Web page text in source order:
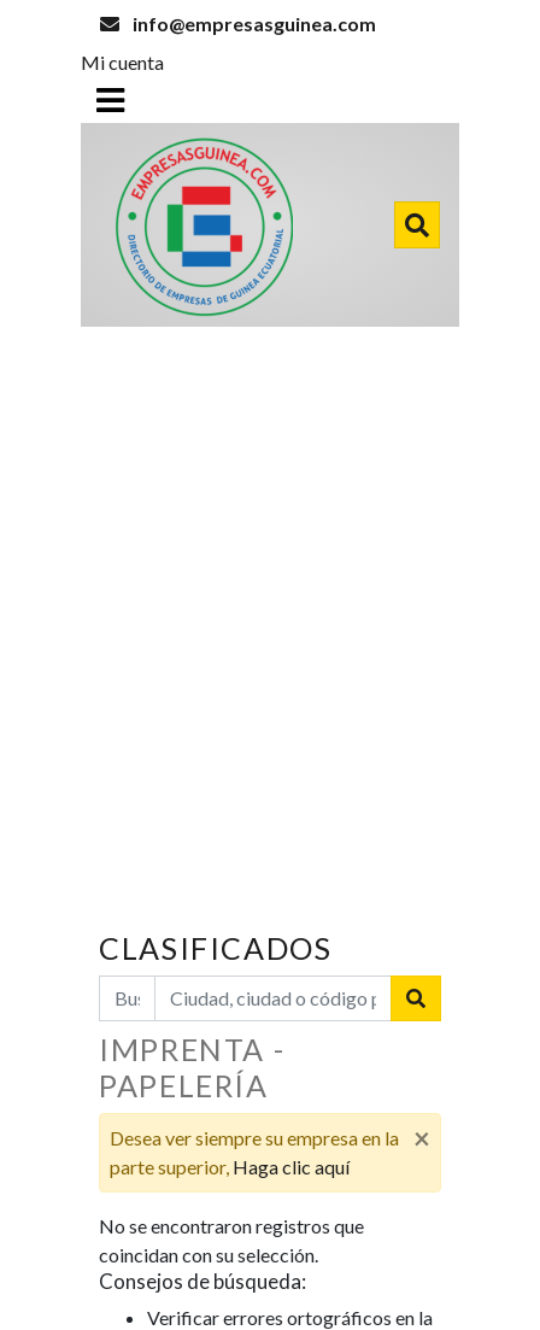
info@empresasguinea.com
Mi cuenta
CLASIFICADOS
IMPRENTA -
PAPELERÍA
×
Desea ver siempre su empresa en la
parte superior, Haga clic aquí
No se encontraron registros que
coincidan con su selección.
Consejos de búsqueda:
Verificar errores ortográficos en la